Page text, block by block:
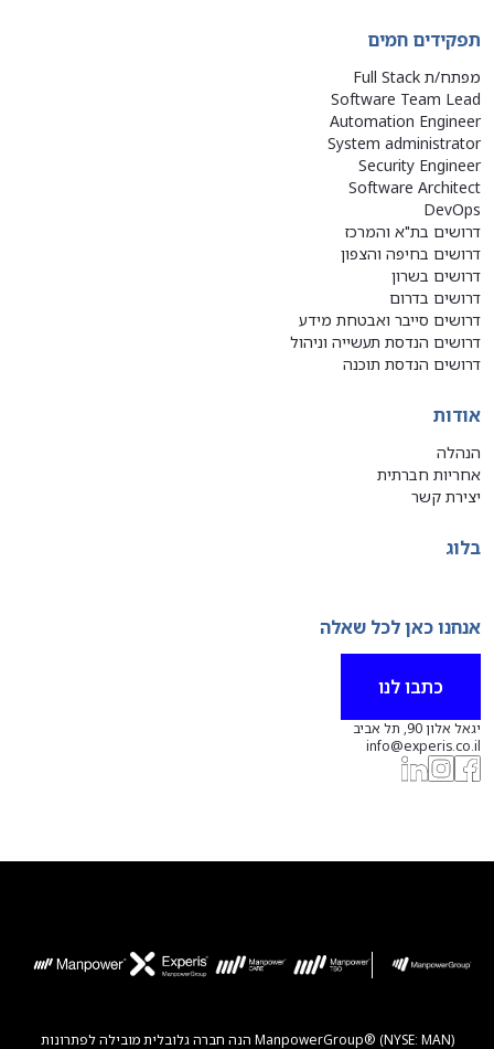
תפקידים חמים
מפתח/ת Full Stack
Software Team Lead
Automation Engineer
System administrator
Security Engineer
Software Architect
DevOps
דרושים בת"א והמרכז
דרושים בחיפה והצפון
דרושים בשרון
דרושים בדרום
דרושים סייבר ואבטחת מידע
דרושים הנדסת תעשייה וניהול
דרושים הנדסת תוכנה
אודות
הנהלה
אחריות חברתית
יצירת קשר
בלוג
אנחנו כאן לכל שאלה
כתבו לנו
יגאל אלון 90, תל אביב
info@experis.co.il
ManpowerGroup® (NYSE: MAN) הנה חברה גלובלית מובילה לפתרונות